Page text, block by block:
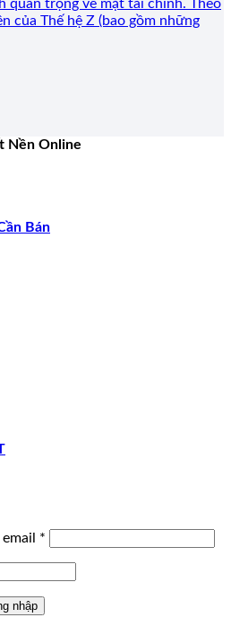
quan trọng về mặt tài chính. Theo
của Thế hệ Z (bao gồm những
Nền Online
Bán
*
nhập